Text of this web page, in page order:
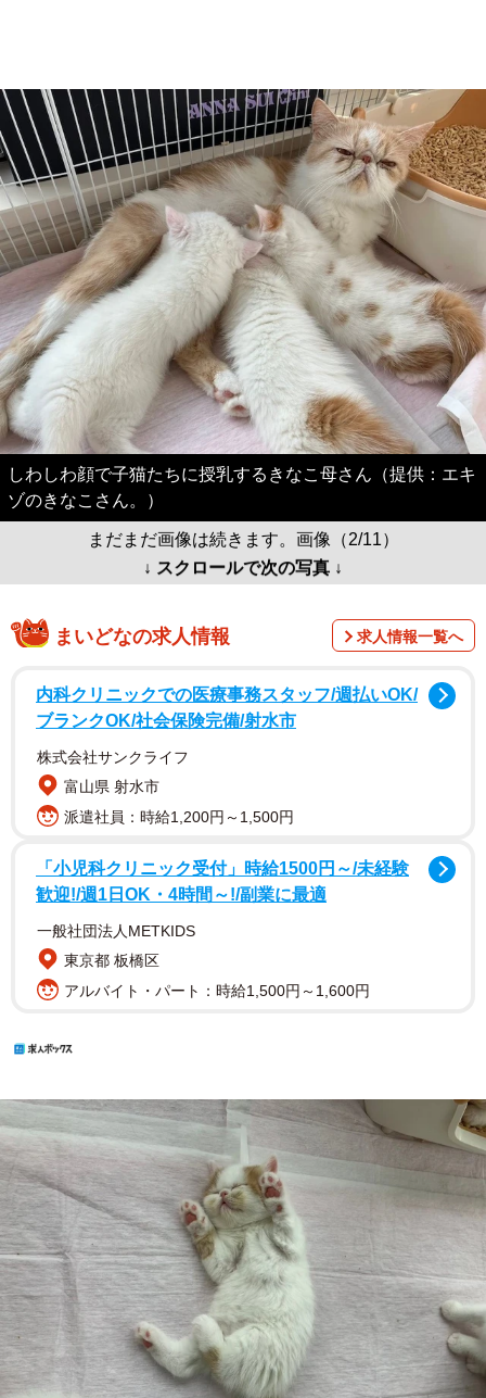
しわしわ顔で子猫たちに授乳するきなこ母さん（提供：エキ
ゾのきなこさん。）
まだまだ画像は続きます。画像（2/11）
↓ スクロールで次の写真 ↓
まいどなの求人情報 求人情報一覧へ
内科クリニックでの医療事務スタッフ/週払いOK/
ブランクOK/社会保険完備/射水市
株式会社サンクライフ
富山県 射水市
派遣社員：時給1,200円～1,500円
「小児科クリニック受付」時給1500円～/未経験
歓迎!/週1日OK・4時間～!/副業に最適
一般社団法人METKIDS
東京都 板橋区
アルバイト・パート：時給1,500円～1,600円